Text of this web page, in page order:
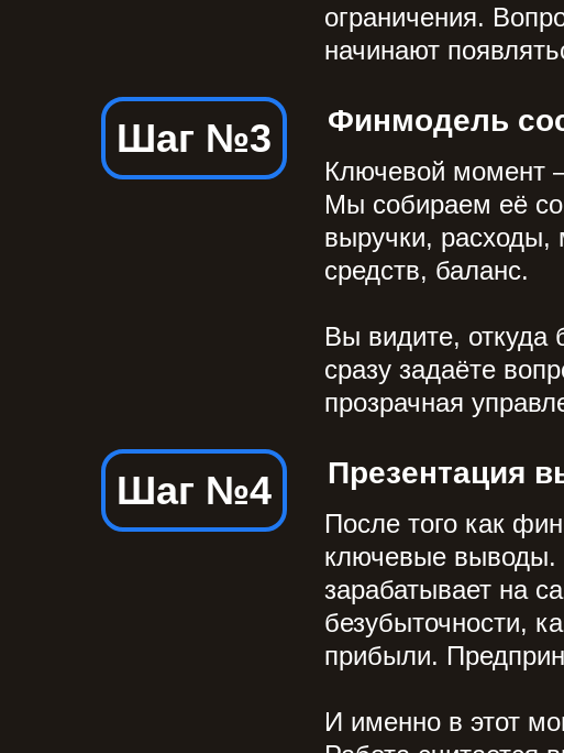
ограничения.
начинают
Шаг №3
Ключевой момент
Мы собираем её
выручки, расходы,
средств, баланс.
Вы видите, откуда
сразу задаёте
прозрачная
Финмодель
Шаг №4
После того как
ключевые выводы.
зарабатывает на
безубыточности,
прибыли.
И именно в этот
Презентация